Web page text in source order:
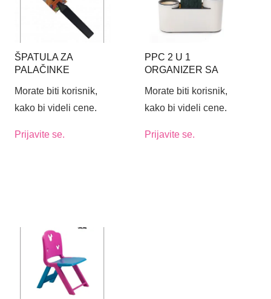
ŠPATULA ZA
PALAČINKE
Morate biti korisnik,
kako bi videli cene.
Prijavite se.
PPC 2 U 1
ORGANIZER SA
Morate biti korisnik,
kako bi videli cene.
Prijavite se.